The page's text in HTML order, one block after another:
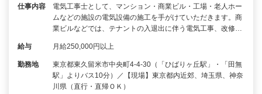
仕事内容
電気工事士として、マンション・商業ビル・工場・老人ホー
ムなどの施設の電気設備の施工を手がけていただきます。商
業ビルなどでは、テナントの入退出に伴う電気工事、改修…
給与 月給250,000円以上
勤務地
東京都東久留米市中央町4-4-30（「ひばりヶ丘駅」・「田無
駅」よりバス10分）／【現場】東京都内近郊、埼玉県、神奈
川県（直行・直帰ＯＫ）